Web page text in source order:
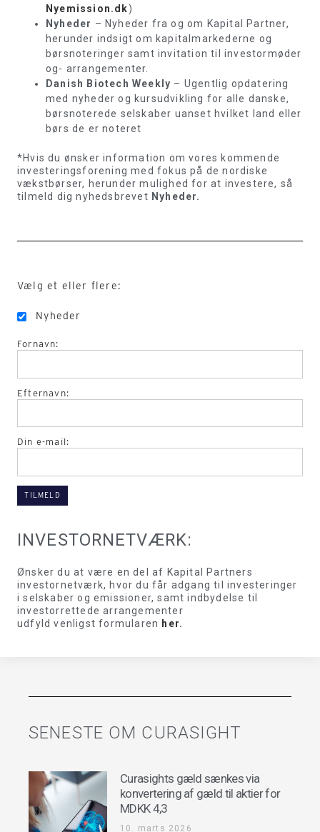
Nyemission.dk)
Nyheder – Nyheder fra og om Kapital Partner,
herunder indsigt om kapitalmarkederne og
børsnoteringer samt invitation til investormøder
og- arrangementer.
Danish Biotech Weekly – Ugentlig opdatering
med nyheder og kursudvikling for alle danske,
børsnoterede selskaber uanset hvilket land eller
børs de er noteret
*Hvis du ønsker information om vores kommende
investeringsforening med fokus på de nordiske
vækstbørser, herunder mulighed for at investere, så
tilmeld dig nyhedsbrevet Nyheder.
Vælg et eller flere:
Nyheder
Fornavn:
Efternavn:
Din e-mail:
INVESTORNETVÆRK:
Ønsker du at være en del af Kapital Partners
investornetværk, hvor du får adgang til investeringer
i selskaber og emissioner, samt indbydelse til
investorrettede arrangementer
udfyld venligst formularen her.
SENESTE OM CURASIGHT
Curasights gæld sænkes via
konvertering af gæld til aktier for
MDKK 4,3
10. marts 2026